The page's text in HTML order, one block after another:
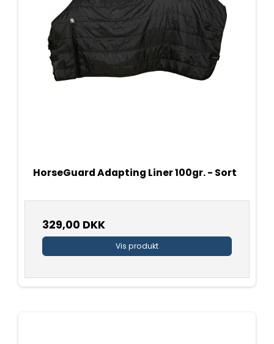
HorseGuard Adapting Liner 100gr. - Sort
329,00 DKK
Vis produkt